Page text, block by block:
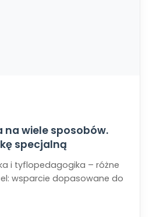
na wiele sposobów.
specjalną
i tyflopedagogika – różne
wsparcie dopasowane do